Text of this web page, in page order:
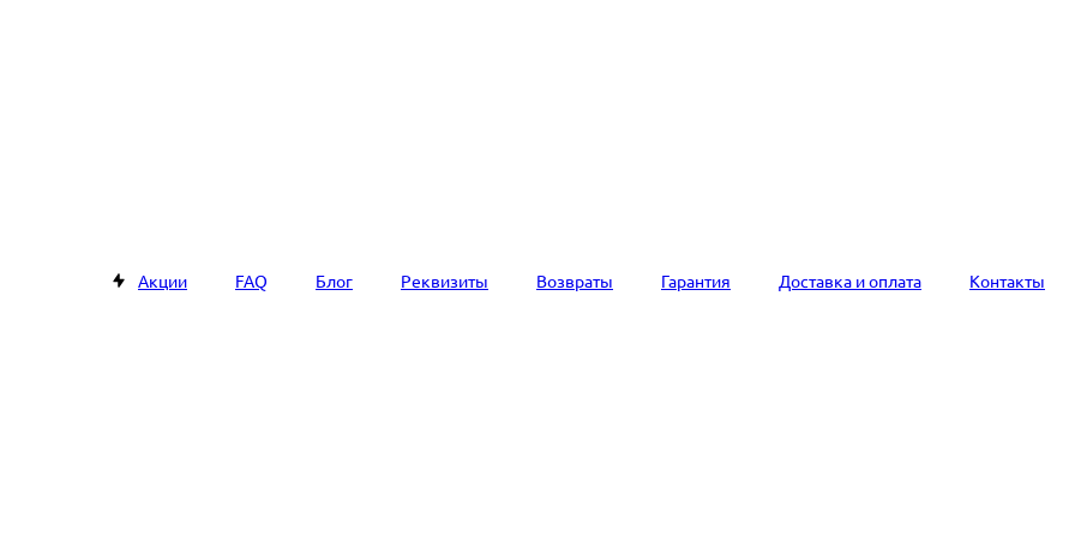
Акции FAQ Блог Реквизиты Возвраты Гарантия Доставка и оплата Контакты